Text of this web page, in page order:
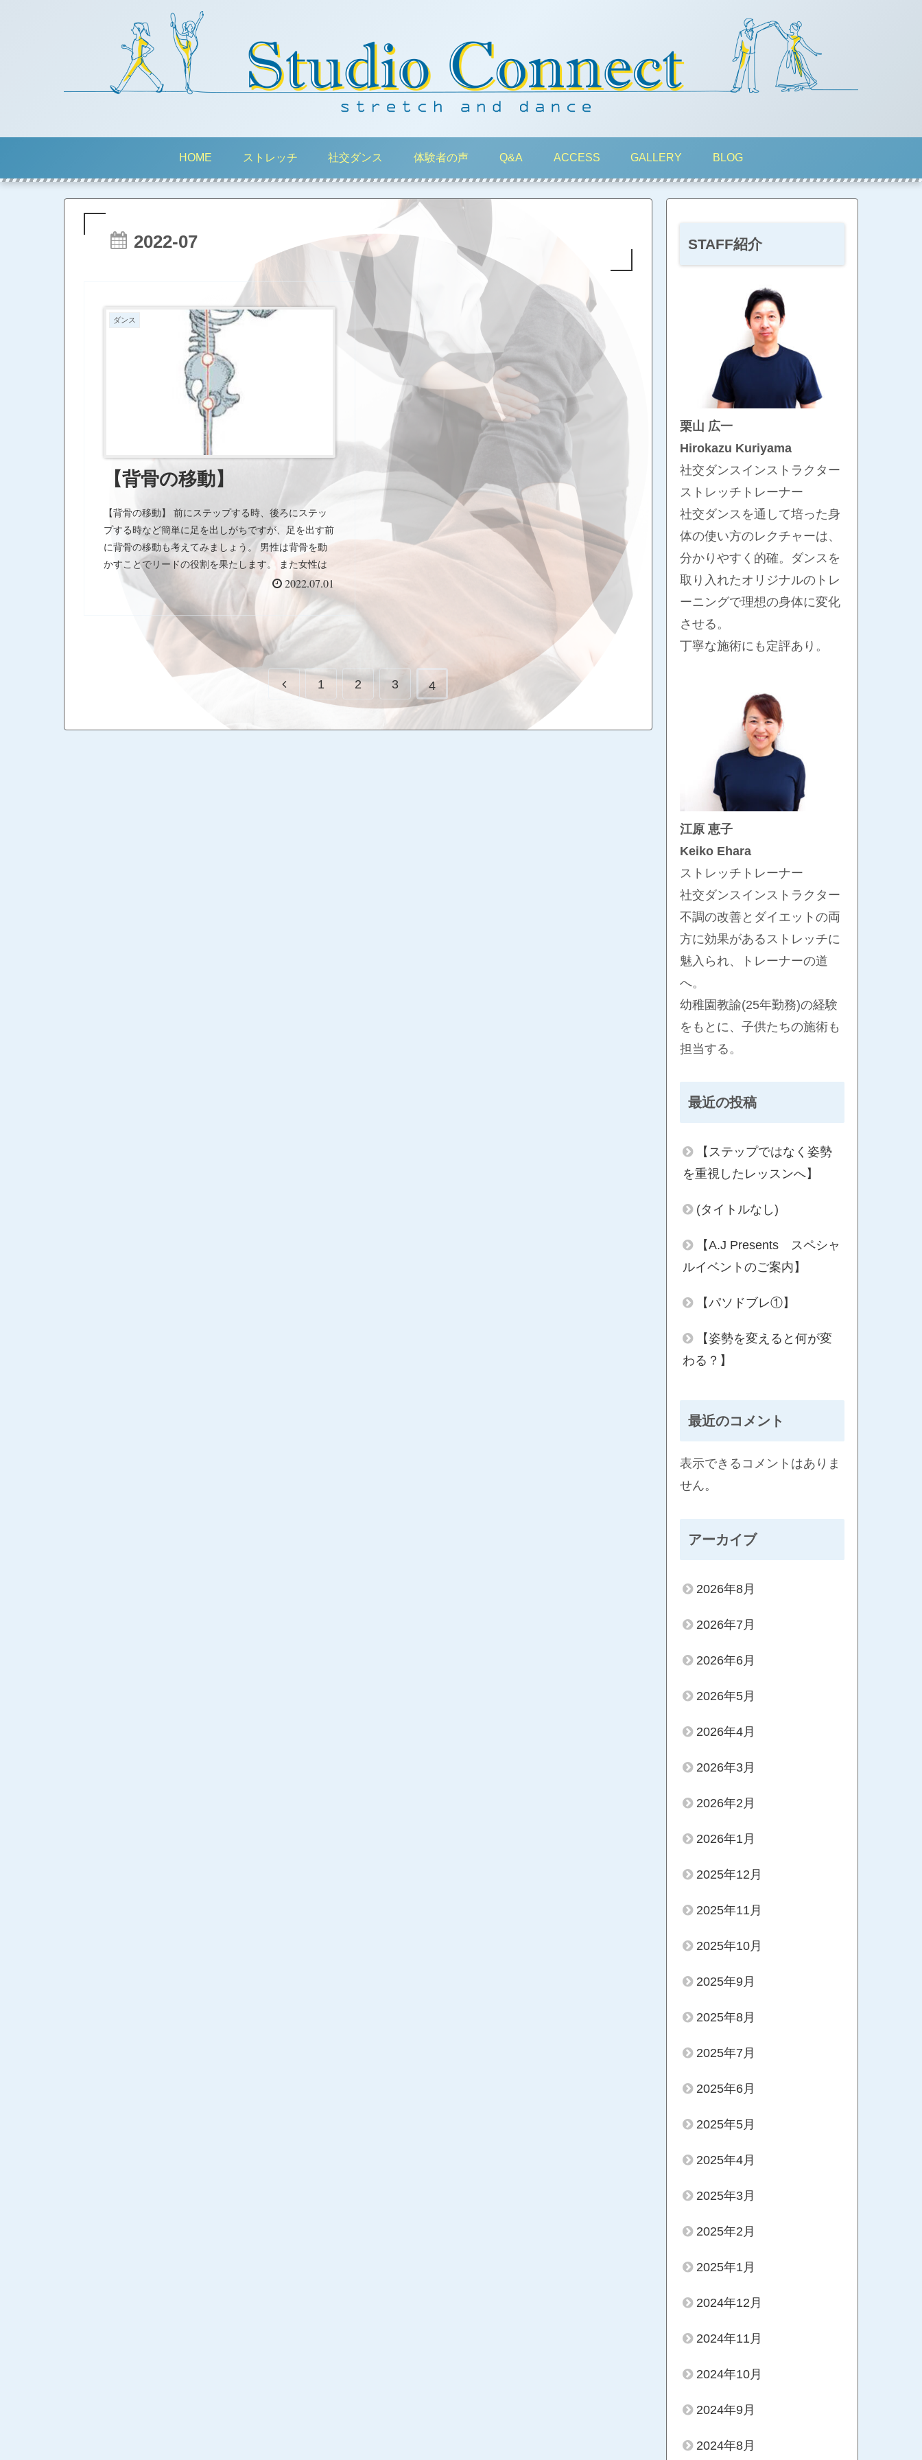
HOME ストレッチ 社交ダンス 体験者の声 Q&A ACCESS GALLERY BLOG
2022-07
ダンス
【背骨の移動】
【背骨の移動】 前にステップする時、後ろにステッ
プする時など簡単に足を出しがちですが、足を出す前
に背骨の移動も考えてみましょう。 男性は背骨を動
かすことでリードの役割を果たします。 また女性は
男性の背骨の移動を感じればどの方向に動けば良いか
分かりやすくなりますよ。 軸足（体重が乗っている
足）で立ってどのくらい背骨が移動するかチェックし
てみましょう。
2022.07.01
1 2 3 4
STAFF紹介
栗山 広一
Hirokazu Kuriyama
社交ダンスインストラクター
ストレッチトレーナー
社交ダンスを通して培った身
体の使い方のレクチャーは、
分かりやすく的確。ダンスを
取り入れたオリジナルのトレ
ーニングで理想の身体に変化
させる。
丁寧な施術にも定評あり。
江原 恵子
Keiko Ehara
ストレッチトレーナー
社交ダンスインストラクター
不調の改善とダイエットの両
方に効果があるストレッチに
魅入られ、トレーナーの道
へ。
幼稚園教諭(25年勤務)の経験
をもとに、子供たちの施術も
担当する。
最近の投稿
【ステップではなく姿勢
を重視したレッスンへ】
(タイトルなし)
【A.J Presents スペシャ
ルイベントのご案内】
【パソドブレ①】
【姿勢を変えると何が変
わる？】
最近のコメント
表示できるコメントはありま
せん。
アーカイブ
2026年8月
2026年7月
2026年6月
2026年5月
2026年4月
2026年3月
2026年2月
2026年1月
2025年12月
2025年11月
2025年10月
2025年9月
2025年8月
2025年7月
2025年6月
2025年5月
2025年4月
2025年3月
2025年2月
2025年1月
2024年12月
2024年11月
2024年10月
2024年9月
2024年8月